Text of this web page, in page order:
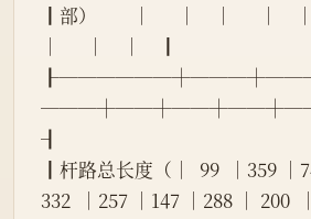
┃部）        │      │    │      │
│      │    │    ┃
┨
┃杆路总长度（│  99  │359
332  │257 │147 │288 │ 200